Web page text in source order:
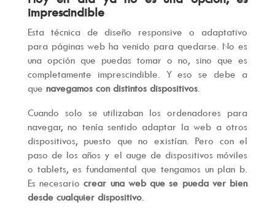
imprescindible
Esta técnica de diseño responsive o adaptativo
para páginas web ha venido para quedarse. No es
una opción que puedas tomar o no, sino que es
completamente imprescindible. Y eso se debe a
que navegamos con distintos dispositivos.
Cuando solo se utilizaban los ordenadores para
navegar, no tenía sentido adaptar la web a otros
dispositivos, puesto que no existían. Pero con el
paso de los años y el auge de dispositivos móviles
o tablets, es fundamental que tengamos un plan b.
Es necesariocrear una web que se pueda ver bien
desde cualquier dispositivo.